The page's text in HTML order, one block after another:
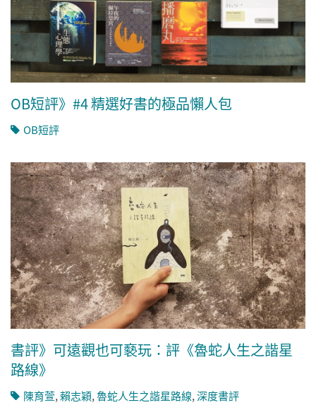
OB短評》#4 精選好書的極品懶人包
OB短評
書評》可遠觀也可褻玩：評《魯蛇人生之諧星
路線》
陳育萱,賴志穎,魯蛇人生之諧星路線,深度書評